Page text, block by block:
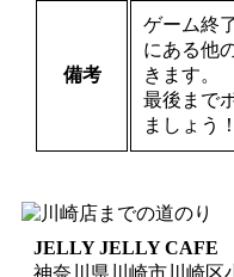
備考
ゲーム終
にある他
きます。
最後まで
ましょう！
JELLY JELLY CAFE
神奈川県川崎市川崎区